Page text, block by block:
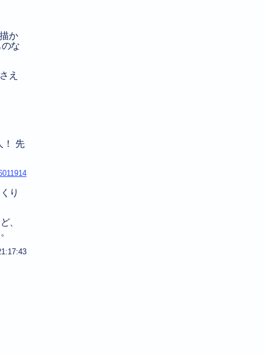
か
な
え
！ 先
り
、